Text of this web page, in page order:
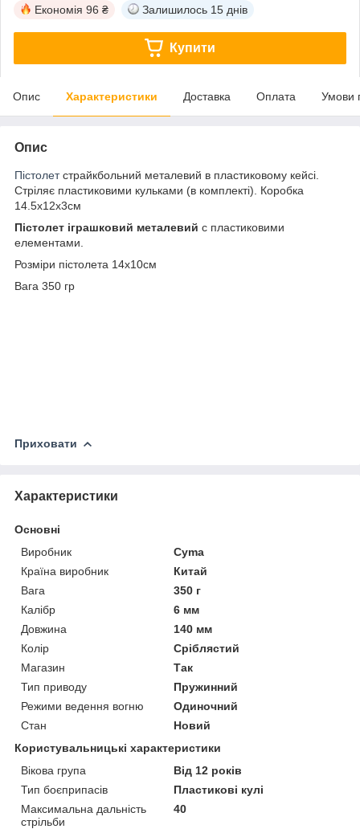
Економія 96 ₴ Залишилось 15 днів
Купити
Опис Характеристики Доставка Оплата Умови
Опис
Пістолетстрайкбольний металевий в пластиковому кейсі.
Стріляє пластиковими кульками (в комплекті). Коробка
14.5х12х3см
Пістолет іграшковий металевий c пластиковими
елементами.
Розміри пістолета 14х10см
Вага 350 гр
Приховати
Характеристики
Основні
Виробник
Cyma
Країна виробник
Китай
Вага
350 г
Калібр
6 мм
Довжина
140 мм
Колір
Сріблястий
Магазин
Так
Тип приводу
Пружинний
Режими ведення вогню
Одиночний
Стан
Новий
Користувальницькі характеристики
Вікова група
Від 12 років
Тип боєприпасів
Пластикові кулі
Максимальна дальність
стрільби
40